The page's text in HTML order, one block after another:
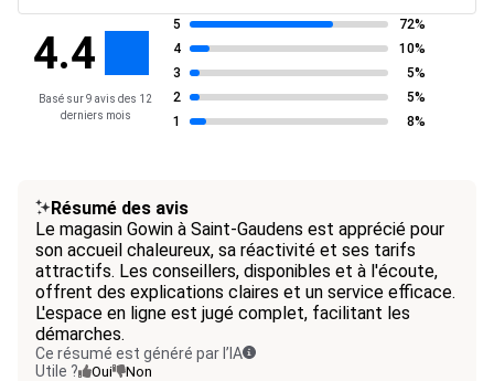
4.4
Basé sur 9 avis des 12
derniers mois
5
72%
4
10%
3
5%
2
5%
1
8%
Résumé des avis
Le magasin Gowin à Saint-Gaudens est apprécié pour
son accueil chaleureux, sa réactivité et ses tarifs
attractifs. Les conseillers, disponibles et à l'écoute,
offrent des explications claires et un service efficace.
L'espace en ligne est jugé complet, facilitant les
démarches.
Ce résumé est généré par l’IA
Utile ?
Oui Non